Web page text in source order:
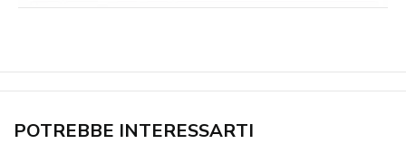
POTREBBE INTERESSARTI